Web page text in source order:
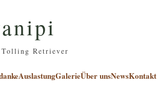
Retriever
AuslastungGalerieÜber unsNewsKontakt